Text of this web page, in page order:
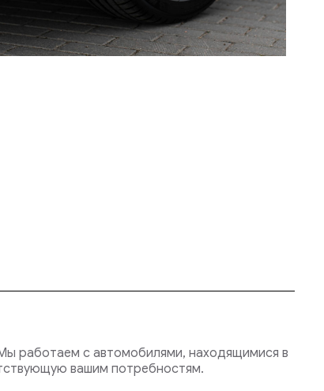
работаем с автомобилями, находящимися в
вашим потребностям.